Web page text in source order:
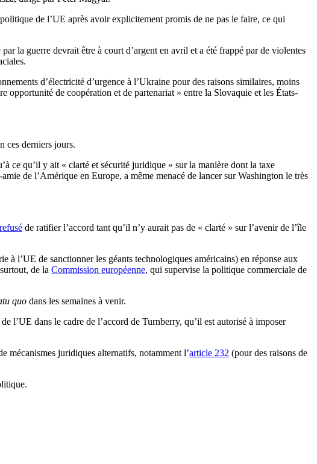
de l’UE après avoir explicitement promis de ne pas le faire, ce qui
la guerre devrait être à court d’argent en avril et a été frappé par de violentes
d’électricité d’urgence à l’Ukraine pour des raisons similaires, moins
opportunité de coopération et de partenariat » entre la Slovaquie et les États-
ces derniers jours.
ce qu’il y ait « clarté et sécurité juridique » sur la manière dont la taxe
de l’Amérique en Europe, a même menacé de lancer sur Washington le très
de ratifier l’accord tant qu’il n’y aurait pas de « clarté » sur l’avenir de l’île
l’UE de sanctionner les géants technologiques américains) en réponse aux
de la Commission européenne, qui supervise la politique commerciale de
quo dans les semaines à venir.
l’UE dans le cadre de l’accord de Turnberry, qu’il est autorisé à imposer
mécanismes juridiques alternatifs, notamment l’article 232 (pour des raisons de